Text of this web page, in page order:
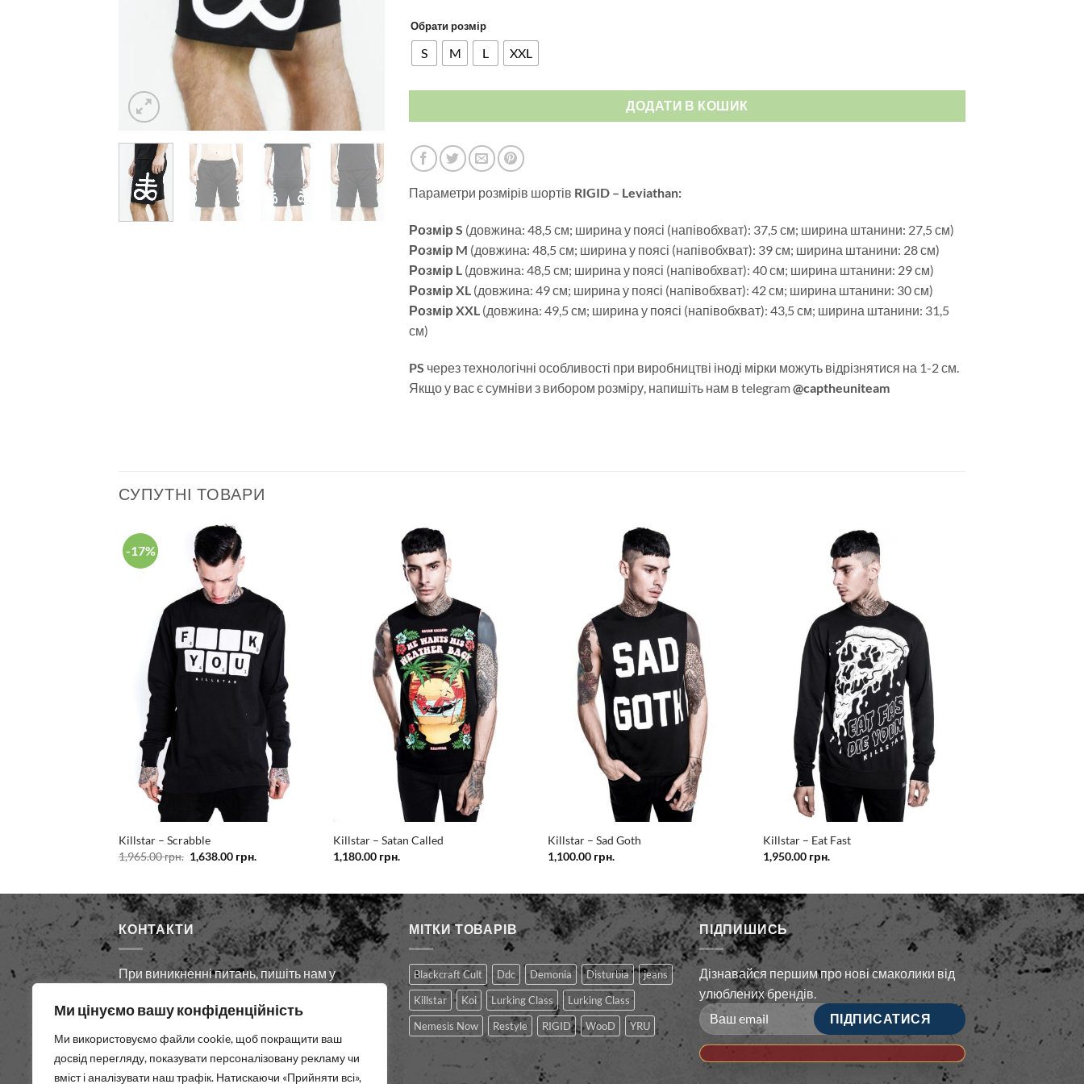
Ми цінуємо вашу конфіденційність
Ми використовуємо файли cookie, щоб покращити ваш
досвід перегляду, показувати персоналізовану рекламу чи
вміст і аналізувати наш трафік. Натискаючи «Прийняти всі»,
Обрати розмір
S M L XXL
ДОДАТИ В КОШИК
Параметри розмірів шортів RIGID – Leviathan:
Розмір S (довжина: 48,5 см; ширина у поясі (напівобхват): 37,5 см; ширина штанини: 27,5 см)
Розмір M (довжина: 48,5 см; ширина у поясі (напівобхват): 39 см; ширина штанини: 28 см)
Розмір L (довжина: 48,5 см; ширина у поясі (напівобхват): 40 см; ширина штанини: 29 см)
Розмір XL (довжина: 49 см; ширина у поясі (напівобхват): 42 см; ширина штанини: 30 см)
Розмір XXL (довжина: 49,5 см; ширина у поясі (напівобхват): 43,5 см; ширина штанини: 31,5
см)
PS через технологічні особливості при виробництві іноді мірки можуть відрізнятися на 1-2 см.
Якщо у вас є сумніви з вибором розміру, напишіть нам в telegram@captheuniteam
СУПУТНІ ТОВАРИ
-17%
список
бажань
Killstar – Scrabble
1,965.00грн. Оригінальна
ціна:
1,638.00 грн.
список
бажань
Killstar – Satan Called
1,180.00 грн.
Killstar – Sad Goth
1,100.00 грн.
список
бажань
Killstar – Eat Fast
1,950.00 грн.
КОНТАКТИ
При виникненні питань, пишіть нам у
за номером:+380686369063
МІТКИ ТОВАРІВ
Blackcraft Cult Ddc Demonia Disturbia
jeans
Killstar
Koi Lurking Class
Lurking Сlass
Nemesis Now
Restyle RIGID WooD YRU
ПІДПИШИСЬ
Дізнавайся першим про нові смаколики від
улюблених брендів.